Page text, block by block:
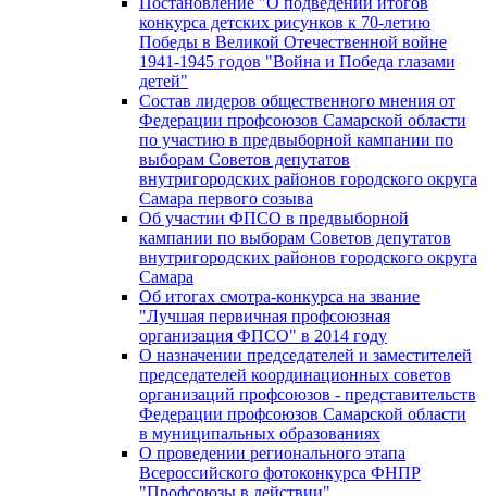
конкурса детских рисунков к 70-летию
Победы в Великой Отечественной войне
1941-1945 годов "Война и Победа глазами
детей"
Состав лидеров общественного мнения от
Федерации профсоюзов Самарской области
по участию в предвыборной кампании по
выборам Советов депутатов
внутригородских районов городского округа
Самара первого созыва
Об участии ФПСО в предвыборной
кампании по выборам Советов депутатов
внутригородских районов городского округа
Самара
Об итогах смотра-конкурса на звание
"Лучшая первичная профсоюзная
организация ФПСО" в 2014 году
О назначении председателей и заместителей
председателей координационных советов
организаций профсоюзов - представительств
Федерации профсоюзов Самарской области
в муниципальных образованиях
О проведении регионального этапа
Всероссийского фотоконкурса ФНПР
"Профсоюзы в действии"